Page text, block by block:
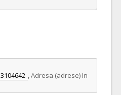
,Adresa (adrese) In